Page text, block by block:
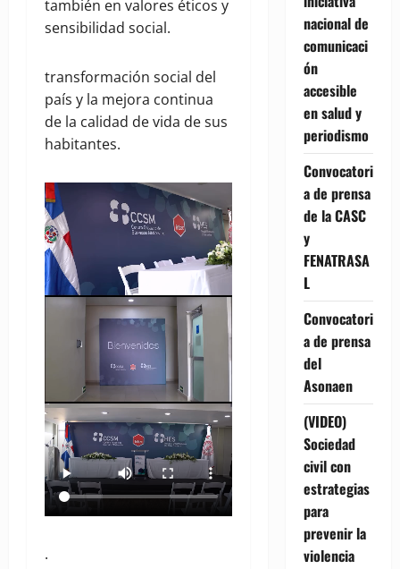
también en valores éticos y
sensibilidad social.
transformación social del
país y la mejora continua
de la calidad de vida de sus
habitantes.
.
nacional de
comunicaci
ón
accesible
en salud y
periodismo
Convocatori
a de prensa
de la CASC
y
FENATRASA
L
Convocatori
a de prensa
del
Asonaen
(VIDEO)
Sociedad
civil con
estrategias
para
prevenir la
violencia